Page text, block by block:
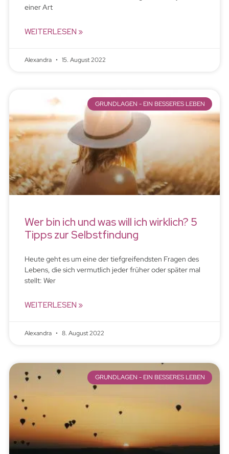
einer Art
WEITERLESEN »
Alexandra 15. August 2022
GRUNDLAGEN - EIN BESSERES LEBEN
Wer bin ich und was will ich wirklich? 5
Tipps zur Selbstfindung
Heute geht es um eine der tiefgreifendsten Fragen des
Lebens, die sich vermutlich jeder früher oder später mal
stellt: Wer
WEITERLESEN »
Alexandra 8. August 2022
GRUNDLAGEN - EIN BESSERES LEBEN